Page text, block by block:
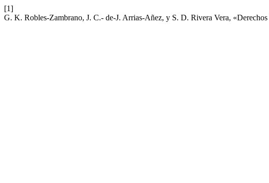
[1]
G. K. Robles-Zambrano, J. C.- de-J. Arrias-Añez, y S. D. Rivera Vera,